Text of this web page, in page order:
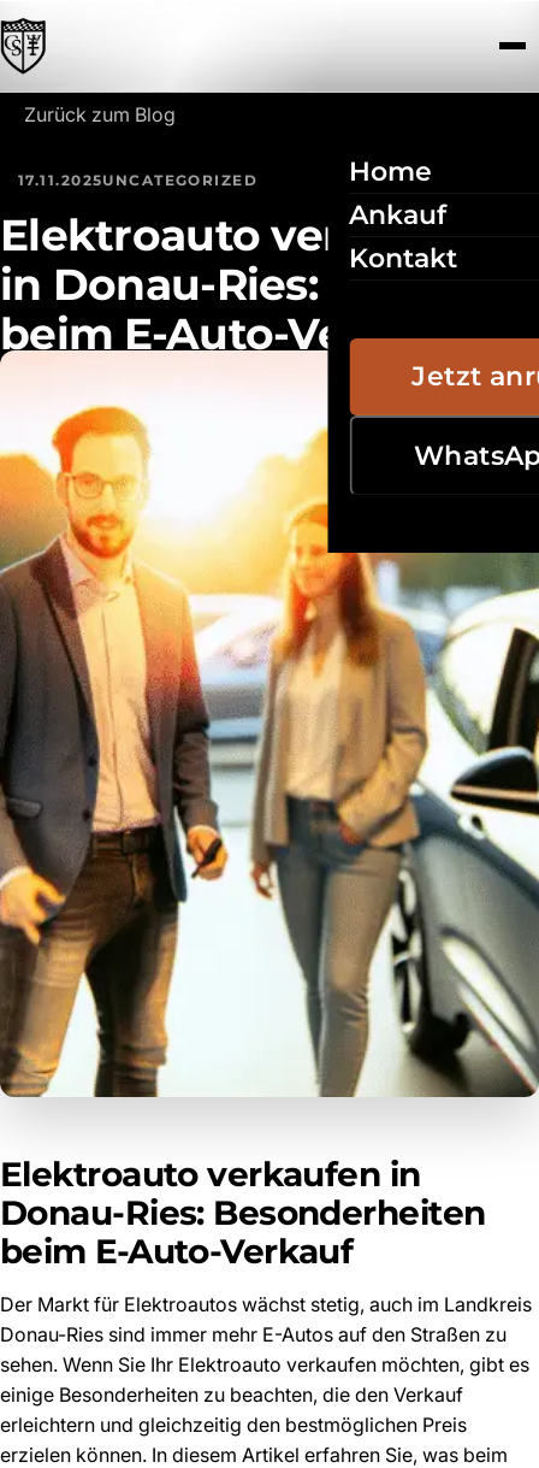
Zum Inhalt springen
Home
Ankauf
Kontakt
Jetzt
Zurück zum Blog
17.11.2025UNCATEGORIZED
Elektroauto verkaufen
in Donau-Ries: Was Sie
beim E-Auto-Verkauf
Elektroauto verkaufen in
Donau-Ries: Besonderheiten
beim E-Auto-Verkauf
Der Markt für Elektroautos wächst stetig, auch im Landkreis
Donau-Ries sind immer mehr E-Autos auf den Straßen zu
sehen. Wenn Sie Ihr Elektroauto verkaufen möchten, gibt es
einige Besonderheiten zu beachten, die den Verkauf
erleichtern und gleichzeitig den bestmöglichen Preis
erzielen können. In diesem Artikel erfahren Sie, was beim